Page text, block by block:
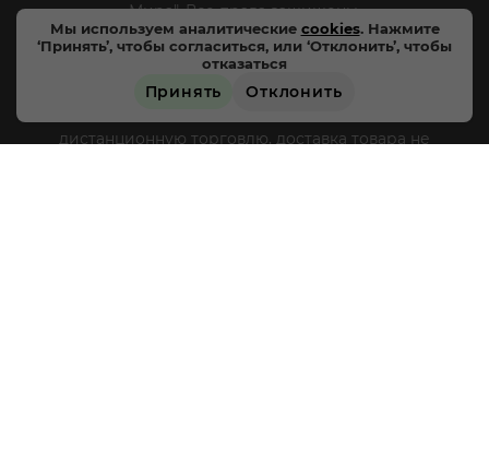
Мы используем аналитические cookies. Нажмите
‘Принять’, чтобы согласиться, или ‘Отклонить’, чтобы
отказаться
Принять Отклонить
Мира". Все права защищены.
Цены, характеристики и внешний вид товара в
магазинах могут отличаться от указанных на сайте.
дистанционную торговлю, доставка товара не